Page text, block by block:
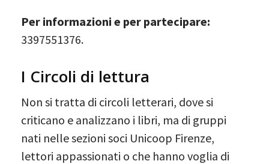
Per informazioni e per partecipare:
3397551376.
I Circoli di lettura
Non si tratta di circoli letterari, dove si
criticano e analizzano i libri, ma di gruppi
nati nelle sezioni soci Unicoop Firenze,
lettori appassionati o che hanno voglia di